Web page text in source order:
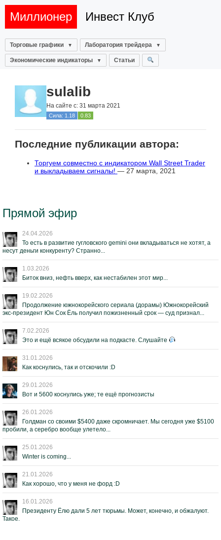
Миллионер Инвест Клуб
Торговые графики Лаборатория трейдера
Экономические индикаторы Статьи
sulalib
На сайте с: 31 марта 2021
Сила: 1.18 0.83
Последние публикации автора:
Торгуем совместно с индикатором Wall Street Trader
и выкладываем сигналы! — 27 марта, 2021
Прямой эфир
24.04.2026
То есть в развитие гугловского gemini они вкладываться не хотят, а
несут деньги конкуренту? Странно...
1.03.2026
Биток вниз, нефть вверх, как нестабилен этот мир...
19.02.2026
Продолжение южнокорейского сериала (дорамы) Южнокорейский
экс-президент Юн Сок Ёль получил пожизненный срок — суд признал...
7.02.2026
Это и ещё всякое обсудили на подкасте. Слушайте
31.01.2026
Как коснулись, так и отскочили :D
29.01.2026
Вот и 5600 коснулись уже; те ещё прогнозисты
26.01.2026
Голдман со своими $5400 даже скромничает. Мы сегодня уже $5100
пробили, а серебро вообще улетело...
25.01.2026
Winter is coming...
21.01.2026
Как хорошо, что у меня не форд :D
16.01.2026
Президенту Ёлю дали 5 лет тюрьмы. Может, конечно, и обжалуют.
Такое.